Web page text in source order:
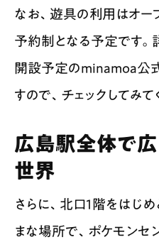
なお、遊具の利用はオー
予約制となる予定です
開設予定のminamoa公
すので、チェックしてみて
広島駅全体で
世界
さらに、北口1階をはじ
まな場所で、ポケモンセ